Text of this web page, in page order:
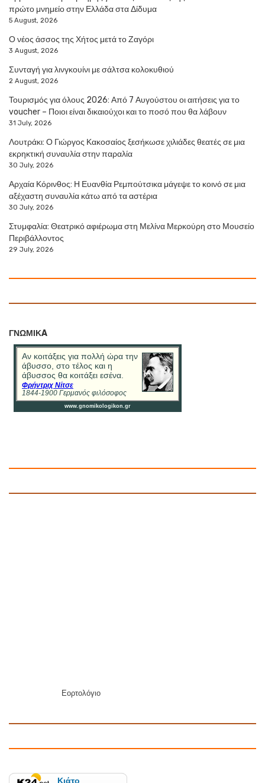
πρώτο μνημείο στην Ελλάδα στα Δίδυμα
5 August, 2026
Ο νέος άσσος της Χήτος μετά το Ζαγόρι
3 August, 2026
Συνταγή για λινγκουίνι με σάλτσα κολοκυθιού
2 August, 2026
Τουρισμός για όλους 2026: Από 7 Αυγούστου οι αιτήσεις για το
voucher – Ποιοι είναι δικαιούχοι και το ποσό που θα λάβουν
31 July, 2026
Λουτράκι: Ο Γιώργος Κακοσαίος ξεσήκωσε χιλιάδες θεατές σε μια
εκρηκτική συναυλία στην παραλία
30 July, 2026
Αρχαία Κόρινθος: Η Ευανθία Ρεμπούτσικα μάγεψε το κοινό σε μια
αξέχαστη συναυλία κάτω από τα αστέρια
30 July, 2026
Στυμφαλία: Θεατρικό αφιέρωμα στη Μελίνα Μερκούρη στο Μουσείο
Περιβάλλοντος
29 July, 2026
ΓΝΩΜΙΚA
Εορτολόγιο